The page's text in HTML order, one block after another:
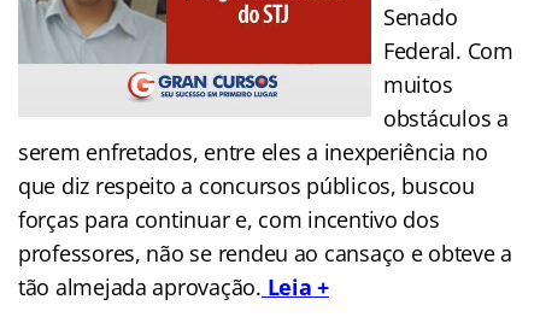
Senado
Federal. Com
muitos
obstáculos a
serem enfretados, entre eles a inexperiência no
que diz respeito a concursos públicos, buscou
forças para continuar e, com incentivo dos
professores, não se rendeu ao cansaço e obteve a
tão almejada aprovação. Leia +